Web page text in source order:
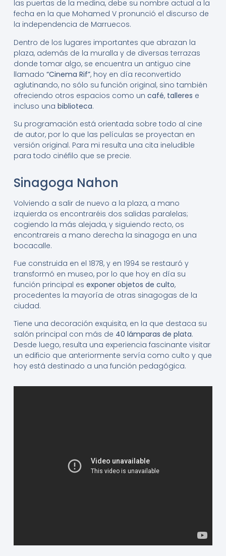
las puertas de la medina, debe su nombre actual a la
fecha en la que Mohamed V pronunció el discurso de
la independencia de Marruecos.
Dentro de los lugares importantes que abrazan la
plaza, además de la muralla y de diversas terrazas
donde tomar algo, se encuentra un antiguo cine
llamado “Cinema Rif”, hoy en día reconvertido
aglutinando, no sólo su función original, sino también
ofreciendo otros espacios como un café, talleres e
incluso una biblioteca.
Su programación está orientada sobre todo al cine
de autor, por lo que las películas se proyectan en
versión original. Para mi resulta una cita ineludible
para todo cinéfilo que se precie.
Sinagoga Nahon
Volviendo a salir de nuevo a la plaza, a mano
izquierda os encontraréis dos salidas paralelas;
cogiendo la más alejada, y siguiendo recto, os
encontrareis a mano derecha la sinagoga en una
bocacalle.
Fue construida en el 1878, y en 1994 se restauró y
transformó en museo, por lo que hoy en día su
función principal es exponer objetos de culto,
procedentes la mayoría de otras sinagogas de la
ciudad.
Tiene una decoración exquisita, en la que destaca su
salón principal con más de 40 lámparas de plata.
Desde luego, resulta una experiencia fascinante visitar
un edificio que anteriormente servía como culto y que
hoy está destinado a una función pedagógica.